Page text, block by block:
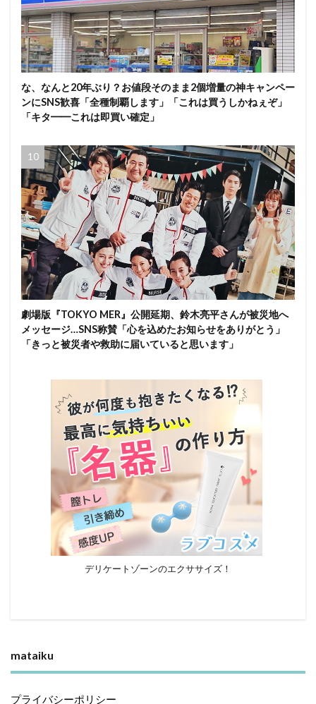
な、なんと20年ぶり？お値段そのまま2個増量の神キャンペー
ンにSNS歓喜「全種制覇します」「これは買うしかねぇぞ」
「キタ━━これは即買い確定」
劇場版『TOKYO MER』公開延期、鈴木亮平さんが被災地へ
メッセージ…SNS称賛「心を込めたお知らせをありがとう」
「きっと被災者や救助に届いていると思います」
デリケートゾーンのエクササイズ！
mataiku
プライバシーポリシー